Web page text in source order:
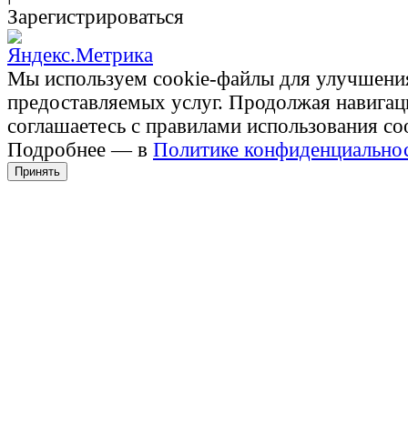
Зарегистрироваться
Мы используем cookie-файлы для
предоставляемых услуг. Продолжая
соглашаетесь с правилами использования
Подробнее — в Политике
Принять